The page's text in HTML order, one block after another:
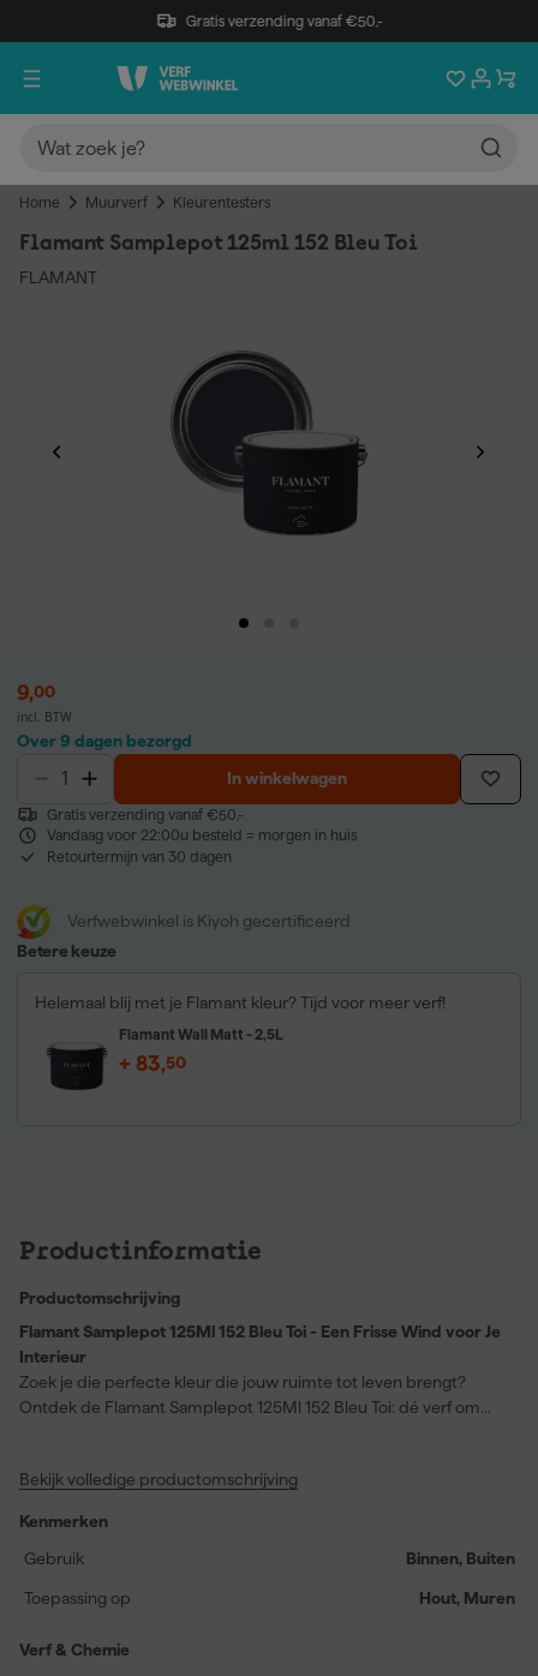
Gratis verzending vanaf €50,-
Home Muurverf Kleurentesters
Flamant Samplepot 125ml 152 Bleu Toi
FLAMANT
9,00
incl. BTW
Over 9 dagen bezorgd
In winkelwagen
Gratis verzending vanaf €50,-
Vandaag voor 22:00u besteld = morgen in huis
Retourtermijn van 30 dagen
Verfwebwinkel is Kiyoh gecertificeerd
Betere keuze
Helemaal blij met je Flamant kleur? Tijd voor meer verf!
Flamant Wall Matt - 2,5L
+ 83,50
Productinformatie
Productomschrijving
Flamant Samplepot 125Ml 152 Bleu Toi - Een Frisse Wind voor Je
Interieur
Zoek je die perfecte kleur die jouw ruimte tot leven brengt?
Ontdek de Flamant Samplepot 125Ml 152 Bleu Toi: dé verf om
heeft het allemaal. Met zijn kras- en slijtvastheid verzekert 'ie je
innovatieve Air Care technologie ervoor dat de lucht in je ruimte
continu gezuiverd wordt. Praktisch en esthetisch in één potje!
kwaliteit die écht jarenlang meegaat.
Bekijk volledige productomschrijving
Kenmerken
Gebruik
Binnen, Buiten
Toepassing op Hout, Muren
Verf & Chemie